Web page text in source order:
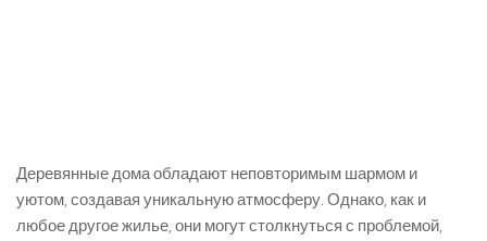
Деревянные дома обладают неповторимым шармом и
уютом, создавая уникальную атмосферу. Однако, как и
любое другое жилье, они могут столкнуться с проблемой,